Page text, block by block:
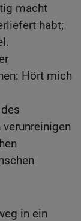
macht
habt;
Hört mich
in ein